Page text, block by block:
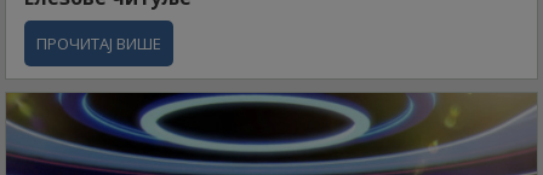
ПРОЧИТАЈ ВИШЕ